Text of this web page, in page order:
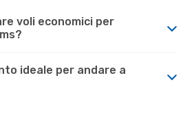
voli economici per
ideale per andare a